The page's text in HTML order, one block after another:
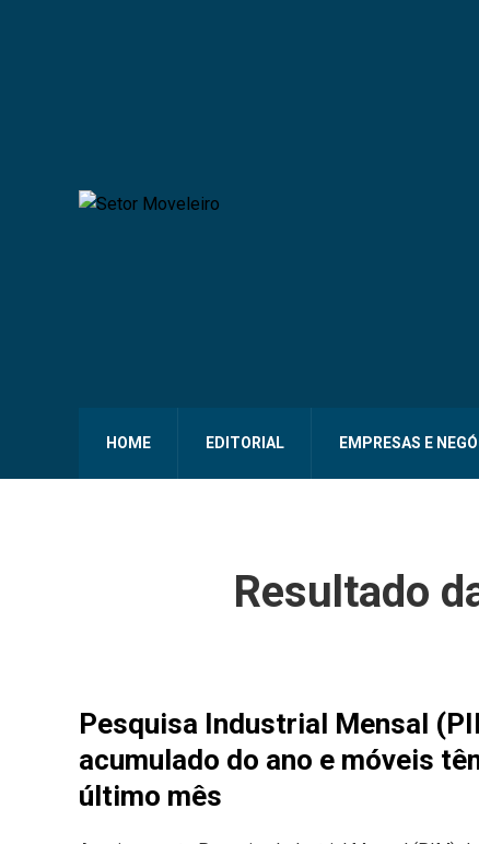
HOME EDITORIAL EMPRESAS E
Resultado
Pesquisa Industrial Mensal
acumulado do ano e móveis
último mês